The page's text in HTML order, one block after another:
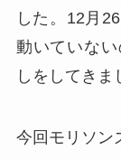
した。12月
動いていな
しをしてきま
今回モリソン